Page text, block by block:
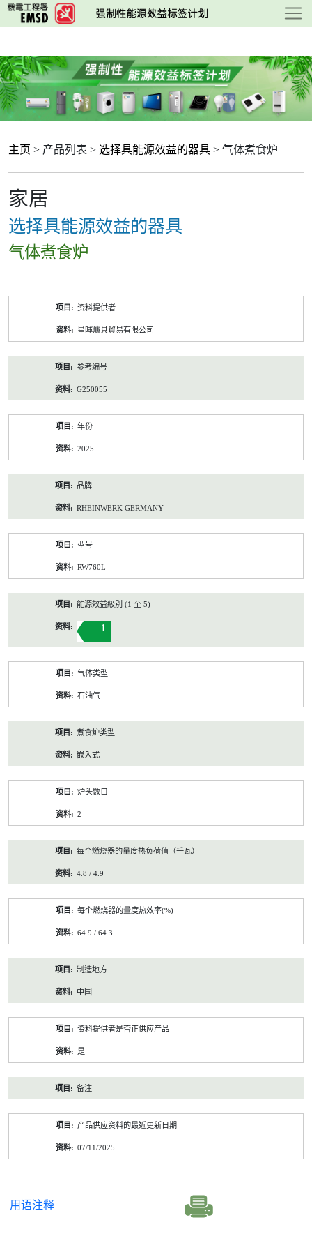
跳
至
要
内
容
主页 > 产品列表 > 选择具能源效益的器具 > 气体煮食炉
家居
选择具能源效益的器具
气体煮食炉
资料提供者
星暉爐具貿易有限公司
参考编号
G250055
年份
2025
品牌
RHEINWERK GERMANY
型号
RW760L
能源效益級別 (1 至 5)
1
气体类型
石油气
煮食炉类型
嵌入式
炉头数目
2
每个燃烧器的量度热负荷值（千瓦）
4.8 / 4.9
每个燃烧器的量度热效率(%)
64.9 / 64.3
制造地方
中国
资料提供者是否正供应产品
是
备注
产品供应资料的最近更新日期
07/11/2025
用语注释